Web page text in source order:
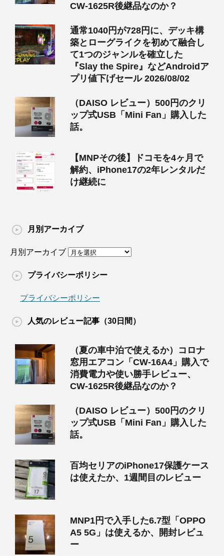
CW-1625R後継品なのか？
通常1040円が728円に、デッキ構
築とローグライクを初めて融合し
て1つのジャンルを確立した
『Slay the Spire』などAndroidア
プリ値下げセール 2026/08/02
（DAISO レビュー）500円のクリ
ップ式USB「Mini Fan」購入した
話。
【MNPその後】ドコモを4ヶ月で
解約、iPhone17の2年レンタルだ
け継続に
月別アーカイブ
月別アーカイブ
プライバシーポリシー
プライバシーポリシー
人気のレビュー記事（30日間）
（夏の車中泊で使えるか）コロナ
窓用エアコン「CW-16A4」購入で
消費電力や使い勝手レビュー、
CW-1625R後継品なのか？
（DAISO レビュー）500円のクリ
ップ式USB「Mini Fan」購入した
話。
百均セリアのiPhone17保護ケース
は使えたか、1週間目のレビュー
MNP1円で入手した6.7型「OPPO
A5 5G」は使えるか、開封レビュ
ー